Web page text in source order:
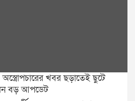
খবর ছড়াতেই ছুটে
বড় আপডেট